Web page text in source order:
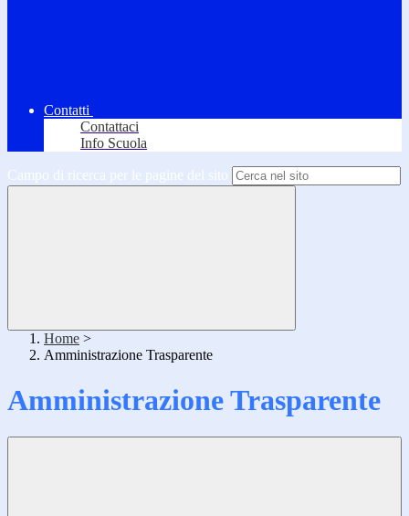
Contatti
Contattaci
Info Scuola
Campo di ricerca per le pagine del sito
Home >
Amministrazione Trasparente
Amministrazione Trasparente